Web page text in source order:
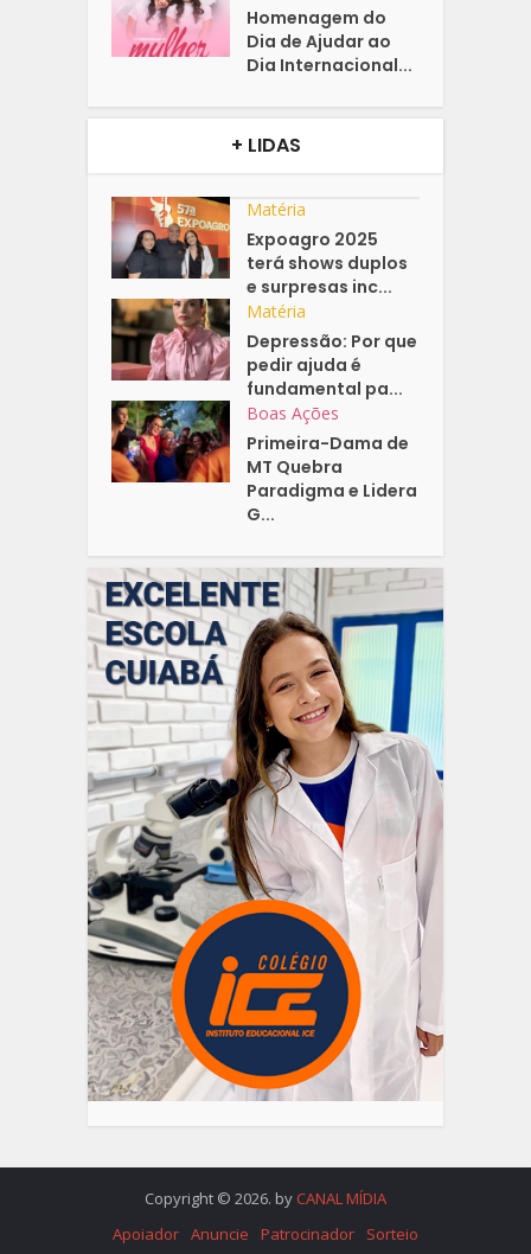
Homenagem do
Dia de Ajudar ao
Dia Internacional...
+ LIDAS
Matéria
Expoagro 2025
terá shows duplos
e surpresas inc...
Matéria
Depressão: Por que
pedir ajuda é
fundamental pa...
Boas Ações
Primeira-Dama de
MT Quebra
Paradigma e Lidera
G...
Copyright © 2026. by CANAL MÍDIA
Apoiador Anuncie Patrocinador Sorteio